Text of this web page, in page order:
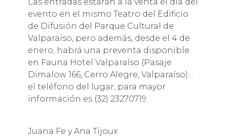
evento en el mismo Teatro del Edificio
de Difusión del Parque Cultural de
Valparaíso, pero además, desde el 4 de
enero, habrá una preventa disponible
en Fauna Hotel Valparaíso (Pasaje
Dimalow 166, Cerro Alegre, Valparaíso)…
el teléfono del lugar, para mayor
información es (32) 23270719.
Juana Fe y Ana Tijoux